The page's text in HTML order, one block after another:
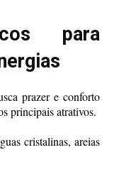
para
prazer e conforto
principais atrativos.
cristalinas, areias